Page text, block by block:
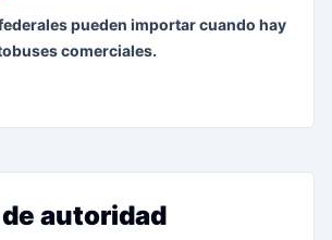
pueden importar cuando hay
comerciales.
autoridad